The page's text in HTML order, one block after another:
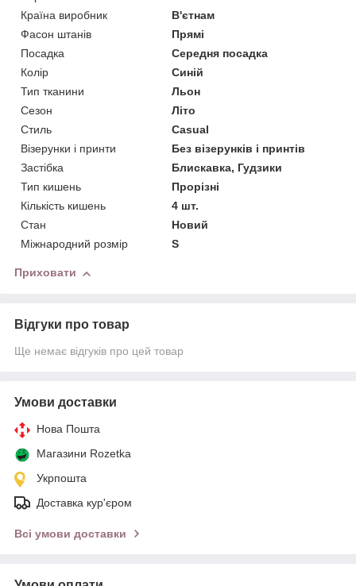
Країна виробник
В'єтнам
Фасон штанів
Прямі
Посадка
Середня посадка
Колір
Синій
Тип тканини
Льон
Сезон
Літо
Стиль
Casual
Візерунки і принти
Без візерунків і принтів
Застібка
Блискавка, Гудзики
Тип кишень
Прорізні
Кількість кишень
4 шт.
Стан
Новий
Міжнародний розмір
S
Приховати
Відгуки про товар
Ще немає відгуків про цей товар
Умови доставки
Нова Пошта
Магазини Rozetka
Укрпошта
Доставка кур'єром
Всі умови доставки